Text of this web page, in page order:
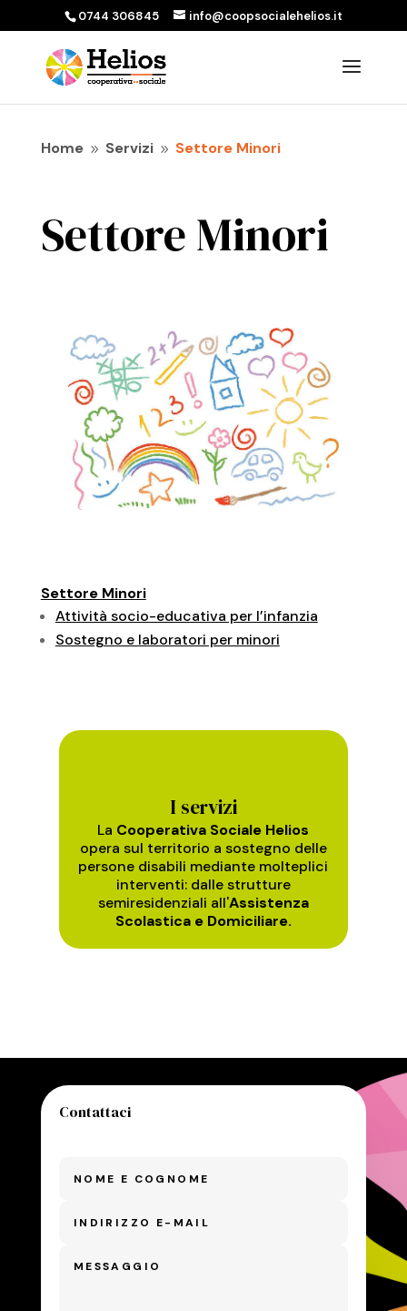
0744 306845 info@coopsocialehelios.it
Home 9 Servizi 9 Settore Minori
Settore Minori
Settore Minori
Attività socio-educativa per l’infanzia
Sostegno e laboratori per minori
I servizi
La Cooperativa Sociale Helios
opera sul territorio a sostegno delle
persone disabili mediante molteplici
interventi: dalle strutture
semiresidenziali all'Assistenza
Scolastica e Domiciliare.
Contattaci